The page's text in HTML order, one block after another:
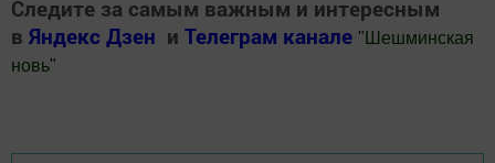
Следите за самым важным и интересным
в Яндекс Дзен и Телеграм канале " Шешминская
новь"